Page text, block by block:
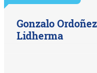
Gonzalo
Lidherma